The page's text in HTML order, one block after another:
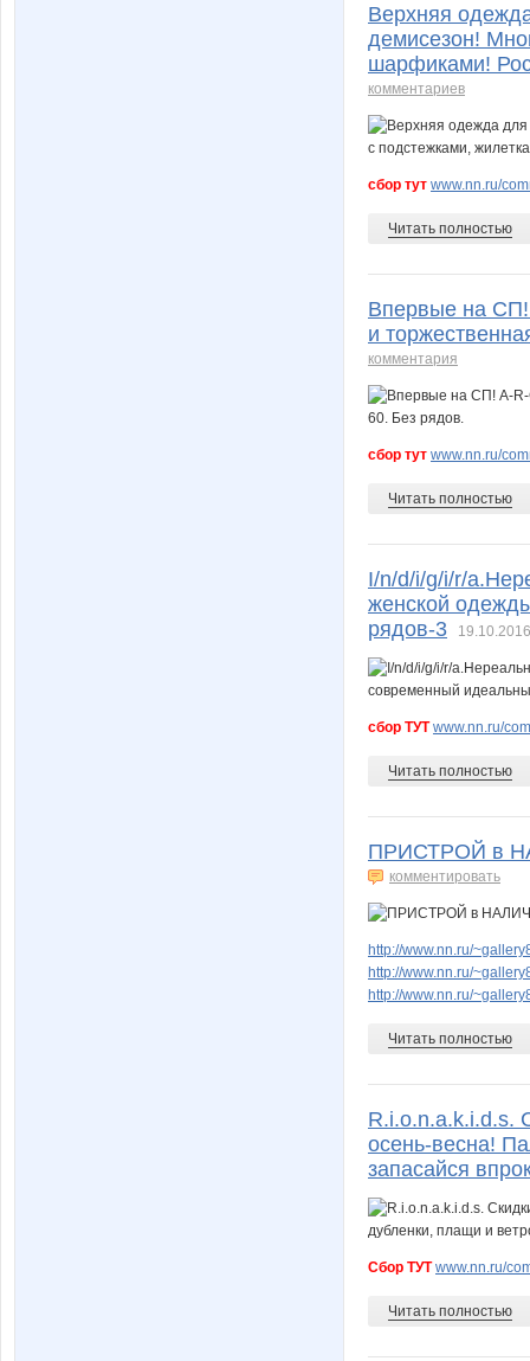
Верхняя
демисезон!
шарфиками!
комментариев
сбор тут www.nn.ru/
Читать полностью
Впервые на СП!
и
комментария
сбор тут www.nn.ru/
Читать полностью
I/n/d/i/g/i/r/
женской
рядов-3
сбор ТУТ www.nn.ru/
Читать полностью
ПРИСТРОЙ в
комментировать
http://www.nn.ru/
http://www.nn.ru/
http://www.nn.ru/
Читать полностью
R.i.o.n.a.k.i.d.s.
осень-весна!
запасайся
Сбор ТУТ www.nn.ru/
Читать полностью